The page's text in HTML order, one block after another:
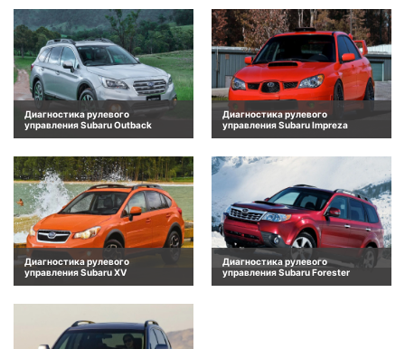
Диагностика рулевого
управления Subaru Outback
Диагностика рулевого
управления Subaru Impreza
Диагностика рулевого
управления Subaru XV
Диагностика рулевого
управления Subaru Forester